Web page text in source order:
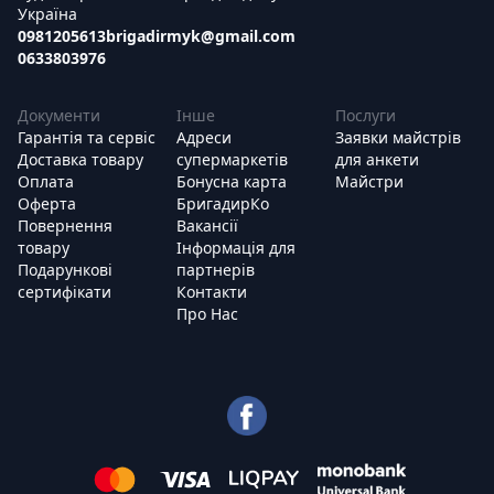
Україна
0981205613
0633803976
brigadirmyk@gmail.com
Документи
Гарантія та сервіс
Доставка товару
Оплата
Оферта
Повернення
товару
Подарункові
сертифікати
Інше
Адреси
супермаркетів
Бонусна карта
БригадирКо
Вакансії
Інформація для
партнерів
Контакти
Про Нас
Послуги
Заявки майстрів
для анкети
Майстри